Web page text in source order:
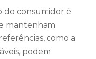
do consumidor é
mantenham
como a
podem